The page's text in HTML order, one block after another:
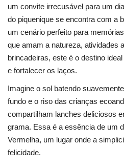
um convite irrecusável para um
do piquenique se encontra com a
um cenário perfeito para
que amam a natureza, atividades
brincadeiras, este é o destino
e fortalecer os laços.
Imagine o sol batendo
fundo e o riso das crianças
compartilham lanches deliciosos
grama. Essa é a essência de um
Vermelha, um lugar onde a
felicidade.